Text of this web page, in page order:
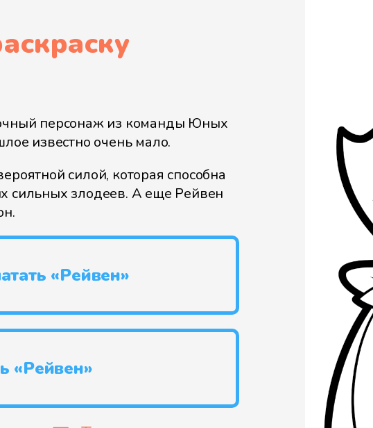
персонаж из команды Юных
известно очень мало.
силой, которая способна
сильных злодеев. А еще Рейвен
«Рейвен»
«Рейвен»